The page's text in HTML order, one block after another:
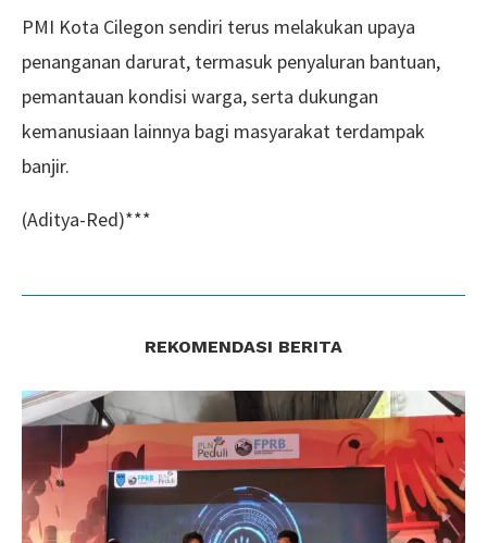
PMI Kota Cilegon sendiri terus melakukan upaya
penanganan darurat, termasuk penyaluran bantuan,
pemantauan kondisi warga, serta dukungan
kemanusiaan lainnya bagi masyarakat terdampak
banjir.
(Aditya-Red)***
REKOMENDASI BERITA